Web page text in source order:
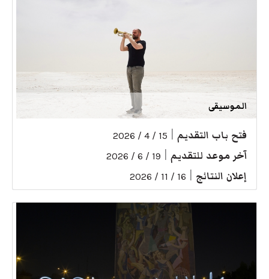
الموسيقى
فتح باب التقديم 15 / 4 / 2026
آخر موعد للتقديم 19 / 6 / 2026
إعلان النتائج 16 / 11 / 2026